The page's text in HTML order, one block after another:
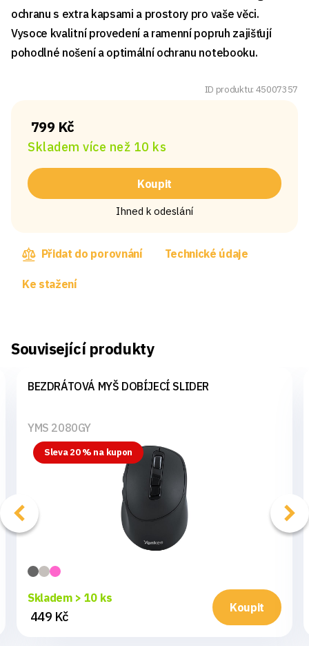
ochranu s extra kapsami a prostory pro vaše věci.
Vysoce kvalitní provedení a ramenní popruh zajišťují
pohodlné nošení a optimální ochranu notebooku.
ID produktu: 45007357
799 Kč
Skladem více než 10 ks
Koupit
Ihned k odeslání
Přidat do porovnání Technické údaje
Ke stažení
Související produkty
BEZDRÁTOVÁ MYŠ DOBÍJECÍ SLIDER
YMS 2080GY
Sleva 20 % na kupon
Skladem > 10 ks
449 Kč
Koupit